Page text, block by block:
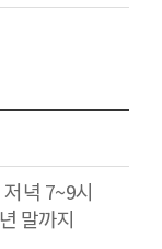
녁 7~9시
말까지